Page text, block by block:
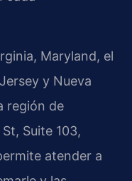
Maryland, el
y Nueva
región de
Suite 103,
atender a